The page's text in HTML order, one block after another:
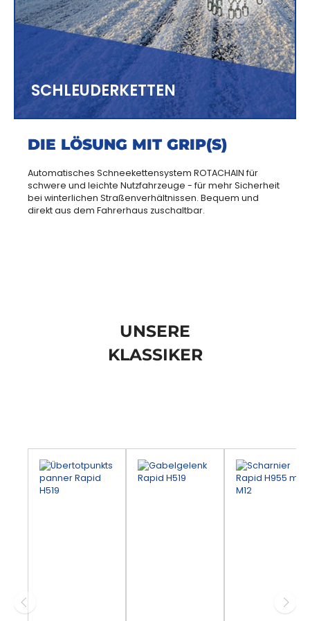
SCHLEUDERKETTEN
DIE LÖSUNG MIT GRIP(S)
Automatisches Schneekettensystem ROTACHAIN für
schwere und leichte Nutzfahrzeuge - für mehr Sicherheit
bei winterlichen Straßenverhältnissen. Bequem und
direkt aus dem Fahrerhaus zuschaltbar.
UNSERE
KLASSIKER